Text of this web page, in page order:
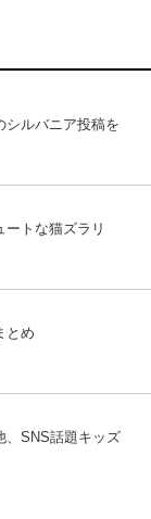
シルバニア投稿を
トな猫ズラリ
とめ
、SNS話題キッズ